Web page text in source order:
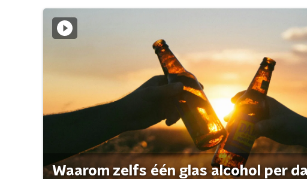
Waarom zelfs één glas alcohol per